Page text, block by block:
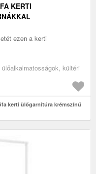
KERTI
ezen a kerti
kültéri
kerti ülőgarnitúra krémszínű